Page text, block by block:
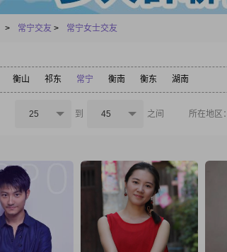
> 常宁交友 > 常宁女士交友
衡山 祁东 常宁 衡南 衡东 湖南
25 到 45 之间 所在地区：